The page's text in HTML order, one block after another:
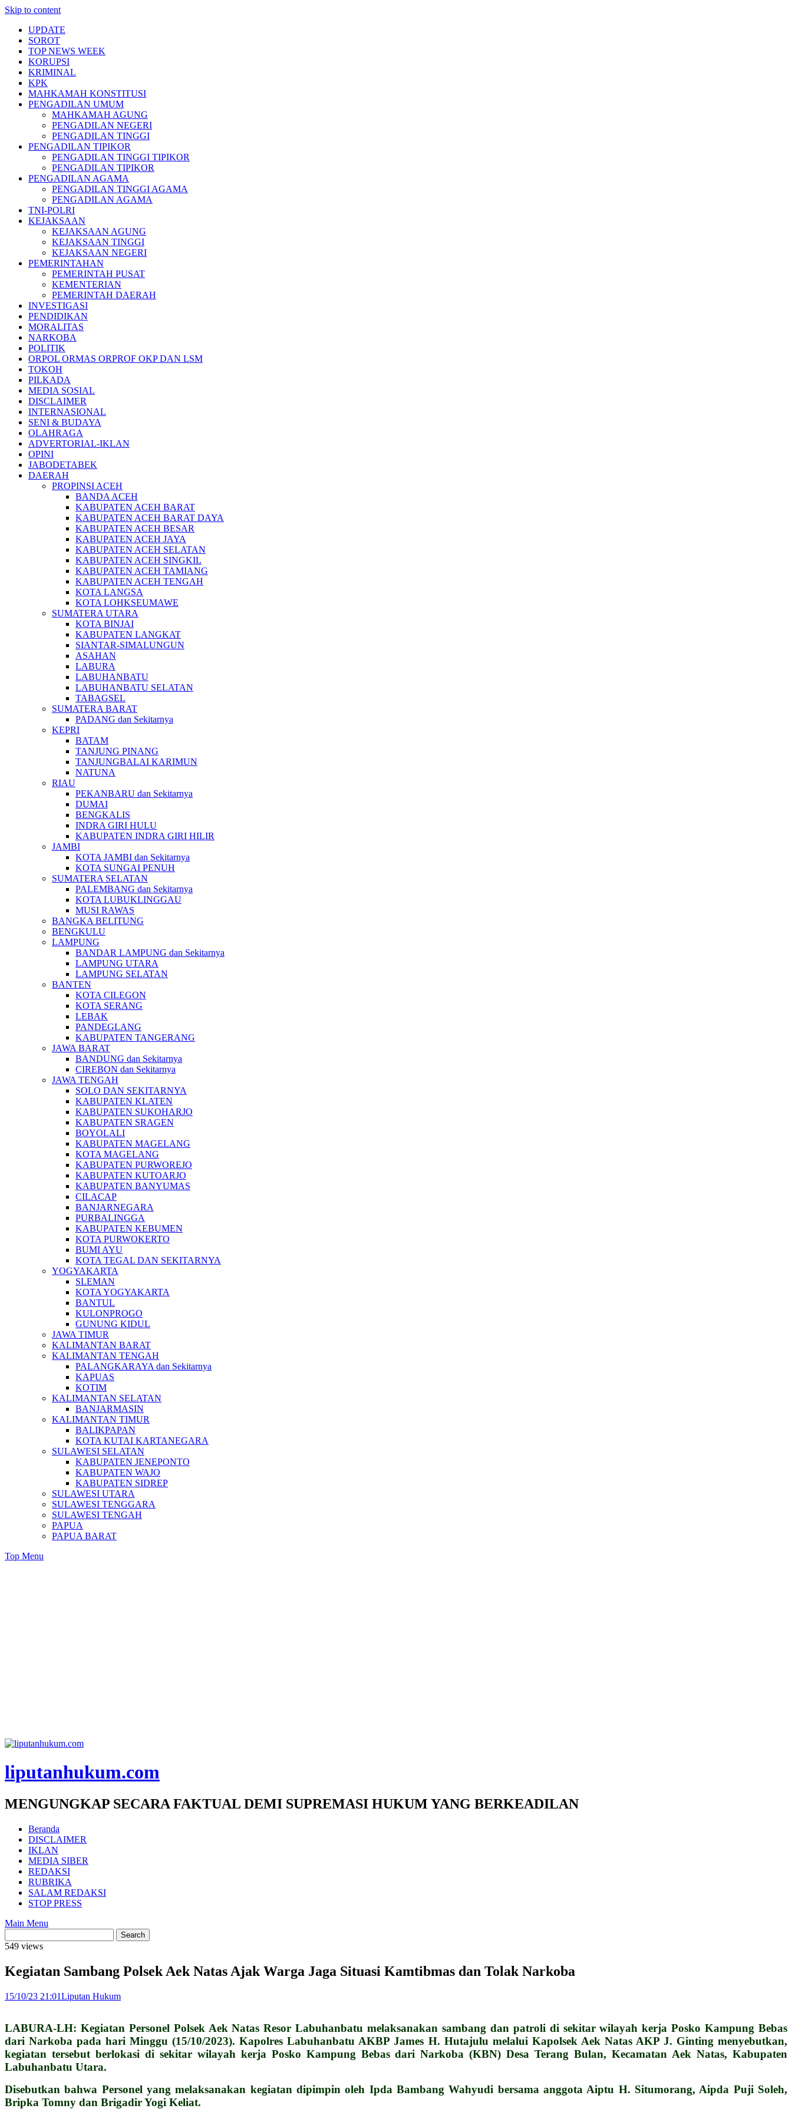
Skip to content
UPDATE
SOROT
TOP NEWS WEEK
KORUPSI
KRIMINAL
KPK
MAHKAMAH KONSTITUSI
PENGADILAN UMUM
MAHKAMAH AGUNG
PENGADILAN NEGERI
PENGADILAN TINGGI
PENGADILAN TIPIKOR
PENGADILAN TINGGI TIPIKOR
PENGADILAN TIPIKOR
PENGADILAN AGAMA
PENGADILAN TINGGI AGAMA
PENGADILAN AGAMA
TNI-POLRI
KEJAKSAAN
KEJAKSAAN AGUNG
KEJAKSAAN TINGGI
KEJAKSAAN NEGERI
PEMERINTAHAN
PEMERINTAH PUSAT
KEMENTERIAN
PEMERINTAH DAERAH
INVESTIGASI
PENDIDIKAN
MORALITAS
NARKOBA
POLITIK
ORPOL ORMAS ORPROF OKP DAN LSM
TOKOH
PILKADA
MEDIA SOSIAL
DISCLAIMER
INTERNASIONAL
SENI & BUDAYA
OLAHRAGA
ADVERTORIAL-IKLAN
OPINI
JABODETABEK
DAERAH
PROPINSI ACEH
BANDA ACEH
KABUPATEN ACEH BARAT
KABUPATEN ACEH BARAT DAYA
KABUPATEN ACEH BESAR
KABUPATEN ACEH JAYA
KABUPATEN ACEH SELATAN
KABUPATEN ACEH SINGKIL
KABUPATEN ACEH TAMIANG
KABUPATEN ACEH TENGAH
KOTA LANGSA
KOTA LOHKSEUMAWE
SUMATERA UTARA
KOTA BINJAI
KABUPATEN LANGKAT
SIANTAR-SIMALUNGUN
ASAHAN
LABURA
LABUHANBATU
LABUHANBATU SELATAN
TABAGSEL
SUMATERA BARAT
PADANG dan Sekitarnya
KEPRI
BATAM
TANJUNG PINANG
TANJUNGBALAI KARIMUN
NATUNA
RIAU
PEKANBARU dan Sekitarnya
DUMAI
BENGKALIS
INDRA GIRI HULU
KABUPATEN INDRA GIRI HILIR
JAMBI
KOTA JAMBI dan Sekitarnya
KOTA SUNGAI PENUH
SUMATERA SELATAN
PALEMBANG dan Sekitarnya
KOTA LUBUKLINGGAU
MUSI RAWAS
BANGKA BELITUNG
BENGKULU
LAMPUNG
BANDAR LAMPUNG dan Sekitarnya
LAMPUNG UTARA
LAMPUNG SELATAN
BANTEN
KOTA CILEGON
KOTA SERANG
LEBAK
PANDEGLANG
KABUPATEN TANGERANG
JAWA BARAT
BANDUNG dan Sekitarnya
CIREBON dan Sekitarnya
JAWA TENGAH
SOLO DAN SEKITARNYA
KABUPATEN KLATEN
KABUPATEN SUKOHARJO
KABUPATEN SRAGEN
BOYOLALI
KABUPATEN MAGELANG
KOTA MAGELANG
KABUPATEN PURWOREJO
KABUPATEN KUTOARJO
KABUPATEN BANYUMAS
CILACAP
BANJARNEGARA
PURBALINGGA
KABUPATEN KEBUMEN
KOTA PURWOKERTO
BUMI AYU
KOTA TEGAL DAN SEKITARNYA
YOGYAKARTA
SLEMAN
KOTA YOGYAKARTA
BANTUL
KULONPROGO
GUNUNG KIDUL
JAWA TIMUR
KALIMANTAN BARAT
KALIMANTAN TENGAH
PALANGKARAYA dan Sekitarnya
KAPUAS
KOTIM
KALIMANTAN SELATAN
BANJARMASIN
KALIMANTAN TIMUR
BALIKPAPAN
KOTA KUTAI KARTANEGARA
SULAWESI SELATAN
KABUPATEN JENEPONTO
KABUPATEN WAJO
KABUPATEN SIDREP
SULAWESI UTARA
SULAWESI TENGGARA
SULAWESI TENGAH
PAPUA
PAPUA BARAT
Top Menu
liputanhukum.com
MENGUNGKAP SECARA FAKTUAL DEMI SUPREMASI HUKUM YANG BERKEADILAN
Beranda
DISCLAIMER
IKLAN
MEDIA SIBER
REDAKSI
RUBRIKA
SALAM REDAKSI
STOP PRESS
Main Menu
549 views
Kegiatan Sambang Polsek Aek Natas Ajak Warga Jaga Situasi Kamtibmas dan Tolak Narkoba
15/10/23 21:01Liputan Hukum
LABURA-LH: Kegiatan Personel Polsek Aek Natas Resor Labuhanbatu melaksanakan sambang dan patroli di sekitar wilayah kerja Posko Kampung Bebas
dari Narkoba pada hari Minggu (15/10/2023). Kapolres Labuhanbatu AKBP James H. Hutajulu melalui Kapolsek Aek Natas AKP J. Ginting menyebutkan,
kegiatan tersebut berlokasi di sekitar wilayah kerja Posko Kampung Bebas dari Narkoba (KBN) Desa Terang Bulan, Kecamatan Aek Natas, Kabupaten
Labuhanbatu Utara.
Disebutkan bahwa Personel yang melaksanakan kegiatan dipimpin oleh Ipda Bambang Wahyudi bersama anggota Aiptu H. Situmorang, Aipda Puji Soleh,
Bripka Tomny dan Brigadir Yogi Keliat.